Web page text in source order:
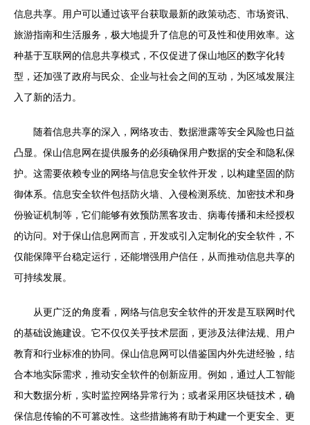
信息共享。用户可以通过该平台获取最新的政策动态、市场资讯、
旅游指南和生活服务，极大地提升了信息的可及性和使用效率。这
种基于互联网的信息共享模式，不仅促进了保山地区的数字化转
型，还加强了政府与民众、企业与社会之间的互动，为区域发展注
入了新的活力。
随着信息共享的深入，网络攻击、数据泄露等安全风险也日益
凸显。保山信息网在提供服务的必须确保用户数据的安全和隐私保
护。这需要依赖专业的网络与信息安全软件开发，以构建坚固的防
御体系。信息安全软件包括防火墙、入侵检测系统、加密技术和身
份验证机制等，它们能够有效预防黑客攻击、病毒传播和未经授权
的访问。对于保山信息网而言，开发或引入定制化的安全软件，不
仅能保障平台稳定运行，还能增强用户信任，从而推动信息共享的
可持续发展。
从更广泛的角度看，网络与信息安全软件的开发是互联网时代
的基础设施建设。它不仅仅关乎技术层面，更涉及法律法规、用户
教育和行业标准的协同。保山信息网可以借鉴国内外先进经验，结
合本地实际需求，推动安全软件的创新应用。例如，通过人工智能
和大数据分析，实时监控网络异常行为；或者采用区块链技术，确
保信息传输的不可篡改性。这些措施将有助于构建一个更安全、更